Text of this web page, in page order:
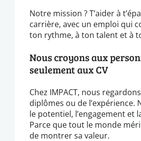
Notre mission ? T’aider à
carrière, avec un emploi qui
ton rythme, à ton talent et à
Nous croyons aux
seulement aux CV
Chez IMPACT, nous
diplômes ou de l’expérience.
le potentiel, l’engagement et
Parce que tout le monde
de montrer sa valeur.